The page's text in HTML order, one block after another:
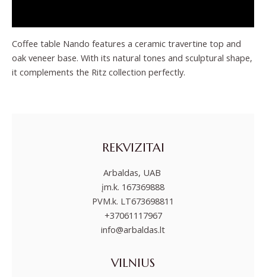
Coffee table Nando features a ceramic travertine top and
oak veneer base. With its natural tones and sculptural shape,
it complements the Ritz collection perfectly.
REKVIZITAI
Arbaldas, UAB
įm.k. 167369888
PVM.k. LT673698811
+37061117967
info@arbaldas.lt
VILNIUS